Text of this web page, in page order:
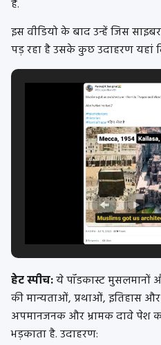
है.
इस वीडियो के बाद उन्हें जिस
पड़ रहा है उसके कुछ उदाहरण यहां
हेट स्पीच:ये पॉडकास्ट मुसलमानों
की मान्यताओं, प्रथाओं, इतिहास
अपमानजनक और भ्रामक दावे पेश
भड़काता है. उदाहरण: